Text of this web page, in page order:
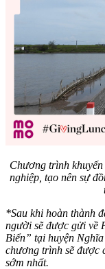
Chương trình
nghiệp, tạo nên sự
*Sau khi hoàn thành
người sẽ được gửi về
Biển” tại huyện
chương trình sẽ được
sớm nhất.